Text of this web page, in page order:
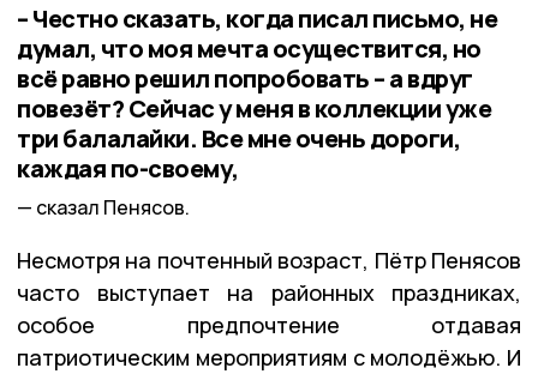
– Честно сказать, когда писал письмо, не
думал, что моя мечта осуществится, но
всё равно решил попробовать – а вдруг
повезёт? Сейчас у меня в коллекции уже
три балалайки. Все мне очень дороги,
каждая по-своему,
сказал Пенясов.
Несмотря на почтенный возраст, Пётр Пенясов
часто выступает на районных праздниках,
особое предпочтение отдавая
патриотическим мероприятиям с молодёжью. И